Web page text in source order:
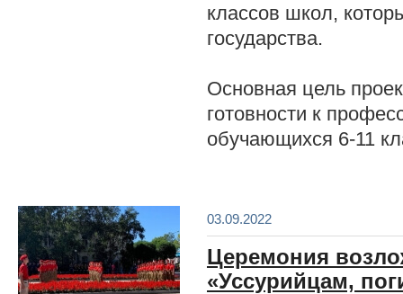
классов школ,
государства.
Основная цель
готовности к
обучающихся 6-11
03.09.2022
Церемония
«Уссурийцам,